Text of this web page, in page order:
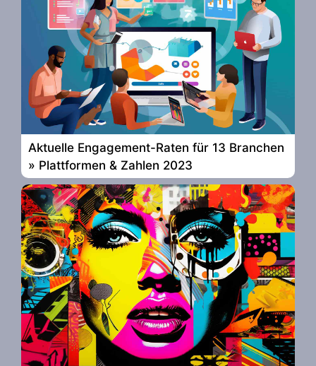
Aktuelle Engagement-Raten für 13 Branchen
» Plattformen & Zahlen 2023